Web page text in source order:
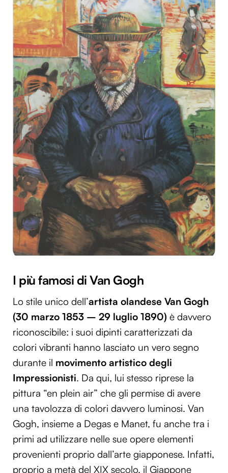
I più famosi di Van Gogh
Lo stile unico dell’artista olandese Van Gogh
(30 marzo 1853 – 29 luglio 1890) è davvero
riconoscibile: i suoi dipinti caratterizzati da
colori vibranti hanno lasciato un vero segno
durante il movimento artistico degli
Impressionisti. Da qui, lui stesso riprese la
pittura “en plein air” che gli permise di avere
una tavolozza di colori davvero luminosi. Van
Gogh, insieme a Degas e Manet, fu anche tra i
primi ad utilizzare nelle sue opere elementi
provenienti proprio dall’arte giapponese. Infatti,
proprio a metà del XIX secolo, il Giappone